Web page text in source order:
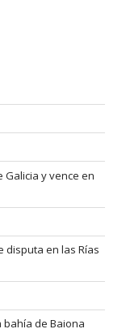
Galicia y vence en
disputa en las Rías
bahía de Baiona